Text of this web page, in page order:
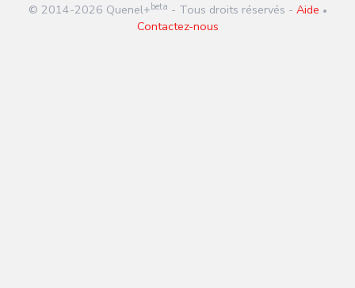
Raoult
© 2014-2026 Quenel+ beta - Tous droits réservés - Aide •
Contactez-nous